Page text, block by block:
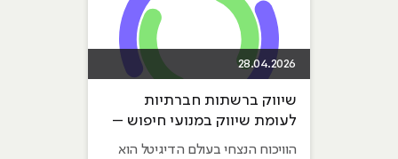
28.04.2026
שיווק ברשתות חברתיות
לעומת שיווק במנועי חיפוש –
איפה כדאי להשקיע?
הוויכוח הנצחי בעולם הדיגיטל הוא